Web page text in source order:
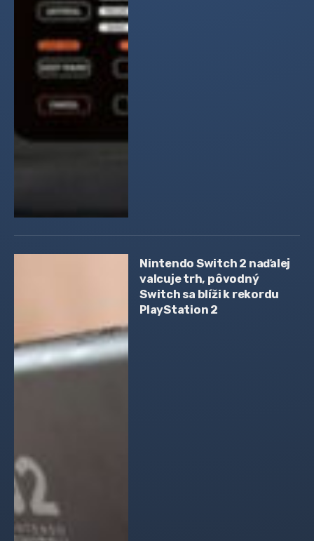
Nintendo Switch 2 naďalej
valcuje trh, pôvodný
Switch sa blíži k rekordu
PlayStation 2